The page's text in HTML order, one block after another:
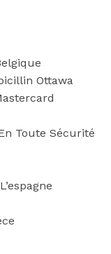
Ottawa
Toute Sécurité